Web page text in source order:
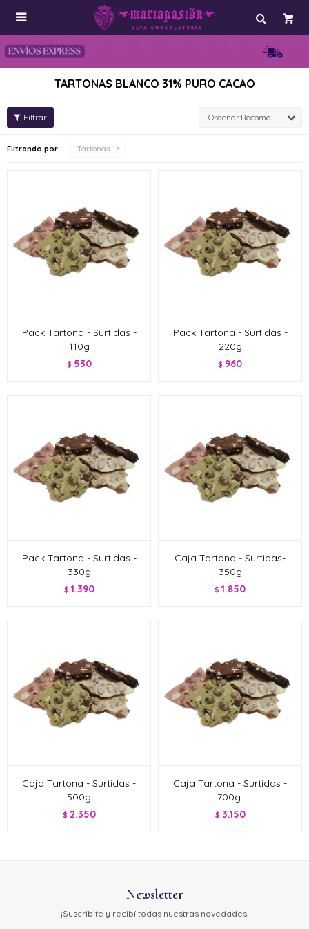

TARTONAS BLANCO 31% PURO CACAO
Recomendados
Filtrando por: Tartonas
Pack Tartona - Surtidas -
110g
$ 530
Pack Tartona - Surtidas -
220g
$ 960
Pack Tartona - Surtidas -
330g
$ 1.390
Caja Tartona - Surtidas-
350g
$ 1.850
Caja Tartona - Surtidas -
500g
$ 2.350
Caja Tartona - Surtidas -
700g.
$ 3.150
Newsletter
¡Suscribite y recibí todas nuestras novedades!